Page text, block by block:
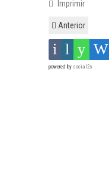
Imprimir
Anterior
powered by social2s